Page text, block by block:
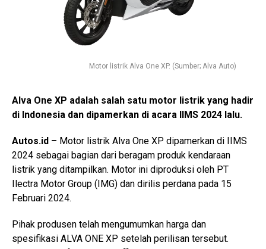
Motor listrik Alva One XP. (Sumber; Alva Auto)
Alva One XP adalah salah satu motor listrik yang hadir
di Indonesia dan dipamerkan di acara IIMS 2024 lalu.
Autos.id – Motor listrik Alva One XP dipamerkan di IIMS
2024 sebagai bagian dari beragam produk kendaraan
listrik yang ditampilkan. Motor ini diproduksi oleh PT
Ilectra Motor Group (IMG) dan dirilis perdana pada 15
Februari 2024.
Pihak produsen telah mengumumkan harga dan
spesifikasi ALVA ONE XP setelah perilisan tersebut.